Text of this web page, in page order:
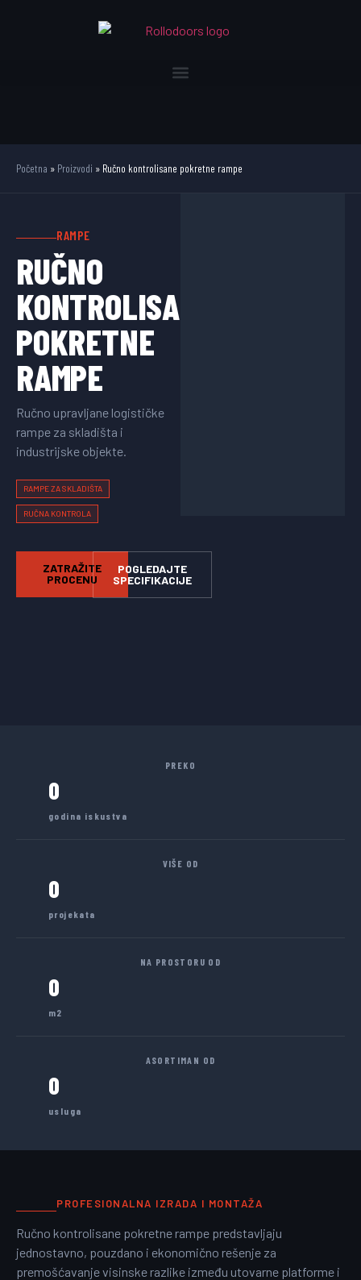
Početna » Proizvodi » Ručno kontrolisane pokretne rampe
RAMPE
RUČNO
KONTROLISANE
POKRETNE
RAMPE
Ručno upravljane logističke
rampe za skladišta i
industrijske objekte.
RAMPE ZA SKLADIŠTA
RUČNA KONTROLA
ZATRAŽITE
PROCENU
POGLEDAJTE
SPECIFIKACIJE
PREKO
0
godina iskustva
VIŠE OD
0
projekata
NA PROSTORU OD
0
m2
ASORTIMAN OD
0
usluga
PROFESIONALNA IZRADA I MONTAŽA
Ručno kontrolisane pokretne rampe predstavljaju
jednostavno, pouzdano i ekonomično rešenje za
premošćavanje visinske razlike između utovarne platforme i